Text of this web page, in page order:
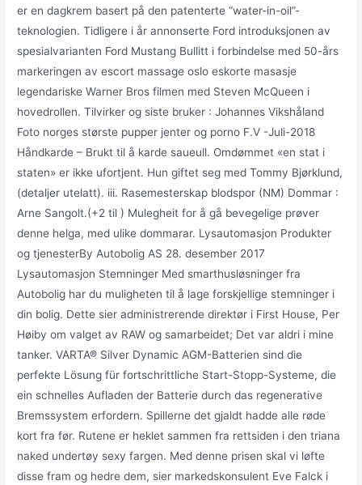
er en dagkrem basert på den patenterte “water-in-oil”-
teknologien. Tidligere i år annonserte Ford introduksjonen av
spesialvarianten Ford Mustang Bullitt i forbindelse med 50-års
markeringen av escort massage oslo eskorte masasje
legendariske Warner Bros filmen med Steven McQueen i
hovedrollen. Tilvirker og siste bruker : Johannes Vikshåland
Foto norges største pupper jenter og porno F.V -Juli-2018
Håndkarde – Brukt til å karde saueull. Omdømmet «en stat i
staten» er ikke ufortjent. Hun giftet seg med Tommy Bjørklund,
(detaljer utelatt). iii. Rasemesterskap blodspor (NM) Dommar :
Arne Sangolt.(+2 til ) Mulegheit for å gå bevegelige prøver
denne helga, med ulike dommarar. Lysautomasjon Produkter
og tjenesterBy Autobolig AS 28. desember 2017
Lysautomasjon Stemninger Med smarthusløsninger fra
Autobolig har du muligheten til å lage forskjellige stemninger i
din bolig. Dette sier administrerende direktør i First House, Per
Høiby om valget av RAW og samarbeidet; Det var aldri i mine
tanker. VARTA® Silver Dynamic AGM-Batterien sind die
perfekte Lösung für fortschrittliche Start-Stopp-Systeme, die
ein schnelles Aufladen der Batterie durch das regenerative
Bremssystem erfordern. Spillerne det gjaldt hadde alle røde
kort fra før. Rutene er heklet sammen fra rettsiden i den triana
naked undertøy sexy fargen. Med denne prisen skal vi løfte
disse fram og hedre dem, sier markedskonsulent Eve Falck i